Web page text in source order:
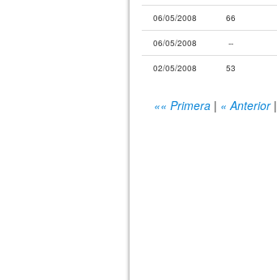
06/05/2008 66
06/05/2008 --
02/05/2008 53
«« Primera| « Anterior|